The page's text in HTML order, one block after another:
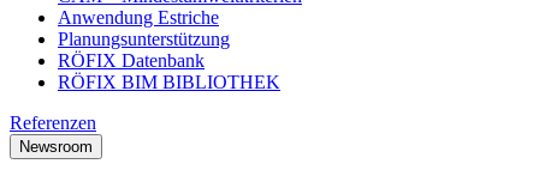
Anwendung Estriche
Planungsunterstützung
RÖFIX Datenbank
RÖFIX BIM BIBLIOTHEK
Referenzen
Newsroom